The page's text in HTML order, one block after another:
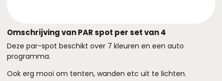
Omschrijving van PAR spot per set van 4
Deze par-spot beschikt over 7 kleuren en een auto
programma.
Ook erg mooi om tenten, wanden etc uit te lichten.